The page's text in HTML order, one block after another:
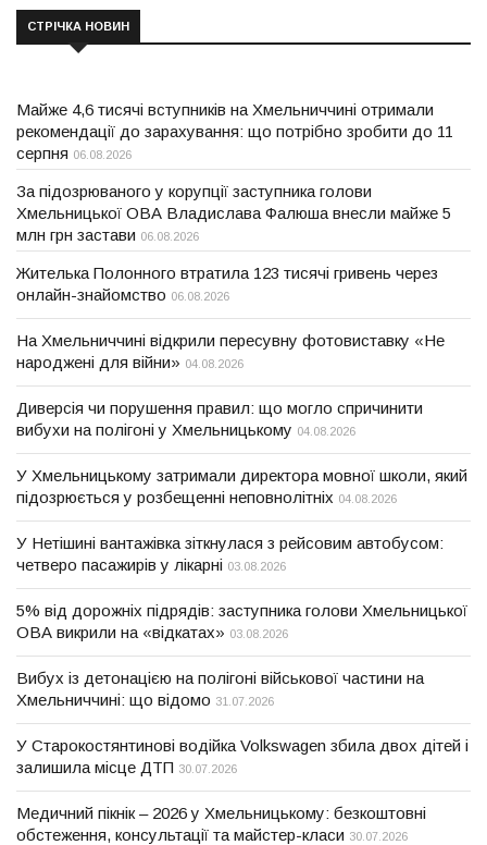
СТРІЧКА НОВИН
Майже 4,6 тисячі вступників на Хмельниччині отримали
рекомендації до зарахування: що потрібно зробити до 11
серпня 06.08.2026
За підозрюваного у корупції заступника голови
Хмельницької ОВА Владислава Фалюша внесли майже 5
млн грн застави 06.08.2026
Жителька Полонного втратила 123 тисячі гривень через
онлайн-знайомство 06.08.2026
На Хмельниччині відкрили пересувну фотовиставку «Не
народжені для війни» 04.08.2026
Диверсія чи порушення правил: що могло спричинити
вибухи на полігоні у Хмельницькому 04.08.2026
У Хмельницькому затримали директора мовної школи, який
підозрюється у розбещенні неповнолітніх 04.08.2026
У Нетішині вантажівка зіткнулася з рейсовим автобусом:
четверо пасажирів у лікарні 03.08.2026
5% від дорожніх підрядів: заступника голови Хмельницької
ОВА викрили на «відкатах» 03.08.2026
Вибух із детонацією на полігоні військової частини на
Хмельниччині: що відомо 31.07.2026
У Старокостянтинові водійка Volkswagen збила двох дітей і
залишила місце ДТП 30.07.2026
Медичний пікнік – 2026 у Хмельницькому: безкоштовні
обстеження, консультації та майстер-класи 30.07.2026